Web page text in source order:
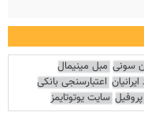
سونی مبل مینیمال
اعتبارسنجی بانکی
سایت یوتوتایمز